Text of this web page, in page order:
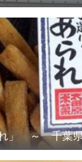
れ」 ～ 千葉